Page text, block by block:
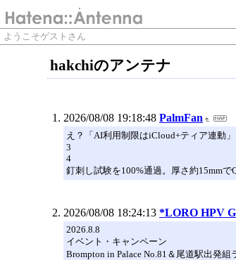
ようこそゲストさん
hakchiのアンテナ
2026/08/08 19:18:48 PalmFan
え？「AI利用制限はiCloud+ティア連動
3
4
釘刺し試験を100%通過。厚さ約15mmで
2026/08/08 18:24:13 *LORO HPV
2026.8.8
イベント・キャンペーン
Brompton in Palace No.81＆尾道駅出発